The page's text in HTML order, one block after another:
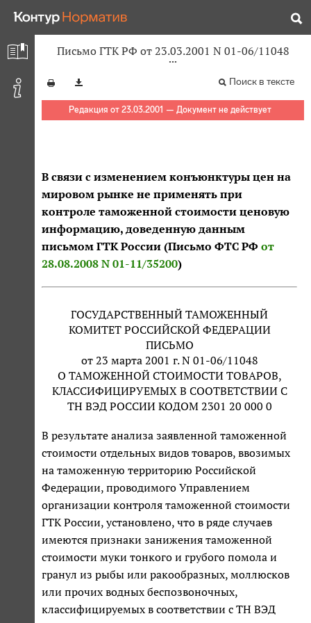
Письмо ГТК РФ от 23.03.2001 N 01-06/11048
Поиск в тексте
Редакция от 23.03.2001 — Документ не действует
В связи с изменением конъюнктуры цен на
мировом рынке не применять при
контроле таможенной стоимости ценовую
информацию, доведенную данным
письмом ГТК России (Письмо ФТС РФ от
28.08.2008 N 01-11/35200)
ГОСУДАРСТВЕННЫЙ ТАМОЖЕННЫЙ
КОМИТЕТ РОССИЙСКОЙ ФЕДЕРАЦИИ
ПИСЬМО
от 23 марта 2001 г. N 01-06/11048
О ТАМОЖЕННОЙ СТОИМОСТИ ТОВАРОВ,
КЛАССИФИЦИРУЕМЫХ В СООТВЕТСТВИИ С
ТН ВЭД РОССИИ КОДОМ 2301 20 000 0
В результате анализа заявленной таможенной
стоимости отдельных видов товаров, ввозимых
на таможенную территорию Российской
Федерации, проводимого Управлением
организации контроля таможенной стоимости
ГТК России, установлено, что в ряде случаев
имеются признаки занижения таможенной
стоимости муки тонкого и грубого помола и
гранул из рыбы или ракообразных, моллюсков
или прочих водных беспозвоночных,
классифицируемых в соответствии с ТН ВЭД